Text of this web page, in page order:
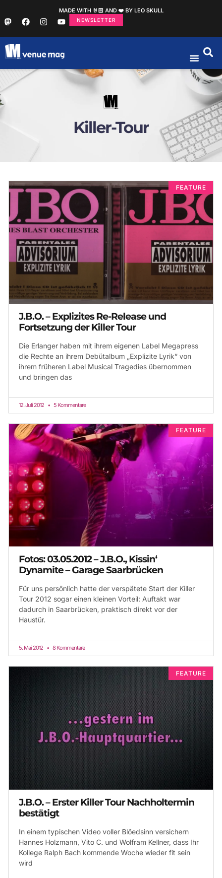
MADE WITH 🤘🏻 AND ❤️ BY LEO SKULL
NEWSLETTER
Killer-Tour
FEATURE
J.B.O. – Explizites Re-Release und
Fortsetzung der Killer Tour
Die Erlanger haben mit ihrem eigenen Label Megapress
die Rechte an ihrem Debütalbum „Explizite Lyrik“ von
ihrem früheren Label Musical Tragedies übernommen
und bringen das
12. Juli 2012 5 Kommentare
FEATURE
Fotos: 03.05.2012 – J.B.O., Kissin‘
Dynamite – Garage Saarbrücken
Für uns persönlich hatte der verspätete Start der Killer
Tour 2012 sogar einen kleinen Vorteil: Auftakt war
dadurch in Saarbrücken, praktisch direkt vor der
Haustür.
5. Mai 2012 8 Kommentare
FEATURE
J.B.O. – Erster Killer Tour Nachholtermin
bestätigt
In einem typischen Video voller Blöedsinn versichern
Hannes Holzmann, Vito C. und Wolfram Kellner, dass Ihr
Kollege Ralph Bach kommende Woche wieder fit sein
wird